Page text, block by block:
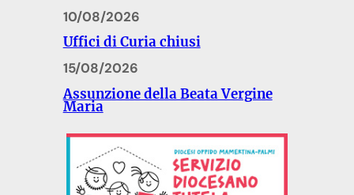
10/08/2026
Uffici di Curia chiusi
15/08/2026
Assunzione della Beata Vergine
Maria